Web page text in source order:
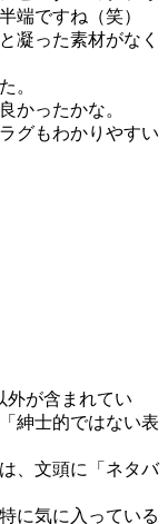
端ですね（笑）
凝った素材がなく
。
かったかな。
グもわかりやすい
外が含まれてい
紳士的ではない表
、文頭に「ネタバ
に気に入っている